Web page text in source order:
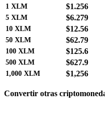
1 XLM $1.256
5 XLM $6.279
10 XLM $12.56
50 XLM $62.79
100 XLM $125.6
500 XLM $627.9
1,000 XLM $1,256
Convertir otras